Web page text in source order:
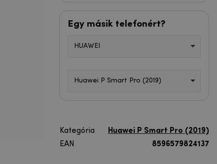
Egy másik telefonért?
HUAWEI
Huawei P Smart Pro (2019)
Kategória
Huawei P Smart Pro (2019)
EAN
8596579824137